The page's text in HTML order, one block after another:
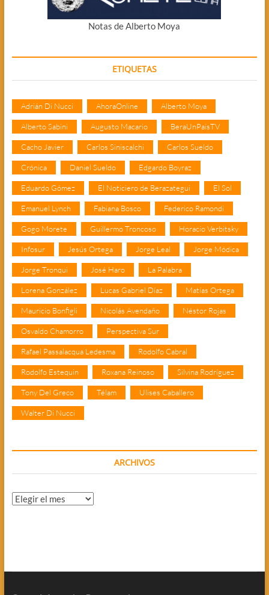
Notas de Alberto Moya
ETIQUETAS
Adrián Di Nucci AhoraOnline Alberto Moya
Alberto Sabini Augusto Macario BeraUnPaisTV
Cacho Javier Carlos Siniscalchi Carlos Sueldo
Crónica Daniel Sueldo Edgardo Boyraz
Eduardo Gómez El Noticiero de Berazategui El Sol
Emanuel Lynch Fabiana Bosco Federico Ramondi
Gogo Morete Guillermo Troncoso Horacio Verbitsky
Infosur Jesús Ortega Jorge Leal Jorge Módica
Jorge Tronqui José Haro La Palabra
Lorena González Lucas Gabriel Díaz Matías Ortega
Mauricio Bonfigli Nicolás Avendaño Néstor Rojas
Osvaldo Chamorro Perspectiva Sur
Rafael Passalacqua Ledesma Rodolfo Cabral
Rodolfo Estequin Roxana Reinoso Silvina Rodríguez
Tony Del Greco Télam Ulises Caballero
Walter Di Nucci
ARCHIVOS
Archivos